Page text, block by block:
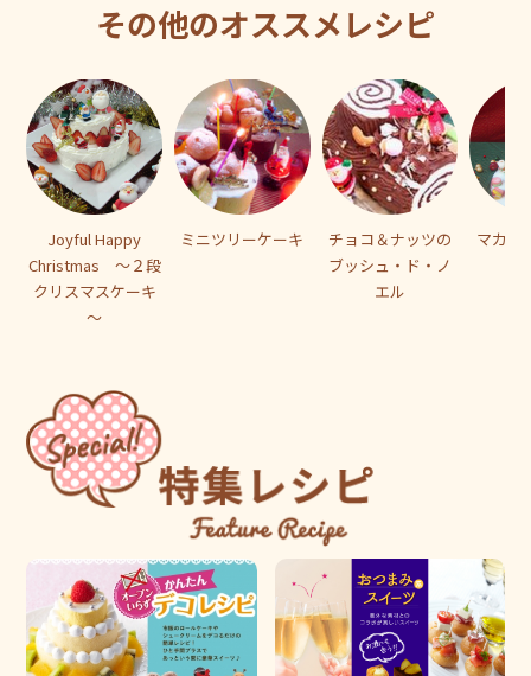
その他のオススメレシピ
Joyful Happy
Christmas ～２段
クリスマスケーキ
～
ミニツリーケーキ
チョコ＆ナッツの
ブッシュ・ド・ノ
エル
マカロ